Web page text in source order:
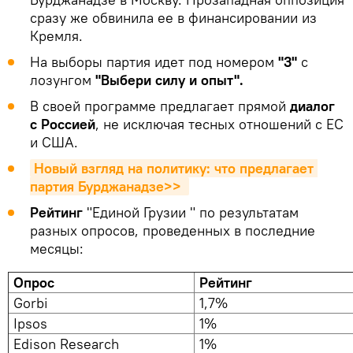
сразу же обвинила ее в финансировании из
Кремля.
На выборы партия идет под номером "3" с
лозунгом "Выбери силу и опыт".
В своей программе предлагает прямой диалог
с Россией, не исключая тесных отношений с ЕС
и США.
Новый взгляд на политику: что предлагает
партия Бурджанадзе>>
Рейтинг "Единой Грузии " по результатам
разных опросов, проведенных в последние
месяцы:
Опрос
Рейтинг
Gorbi
1,7%
Ipsos
1%
Edison Research
1%